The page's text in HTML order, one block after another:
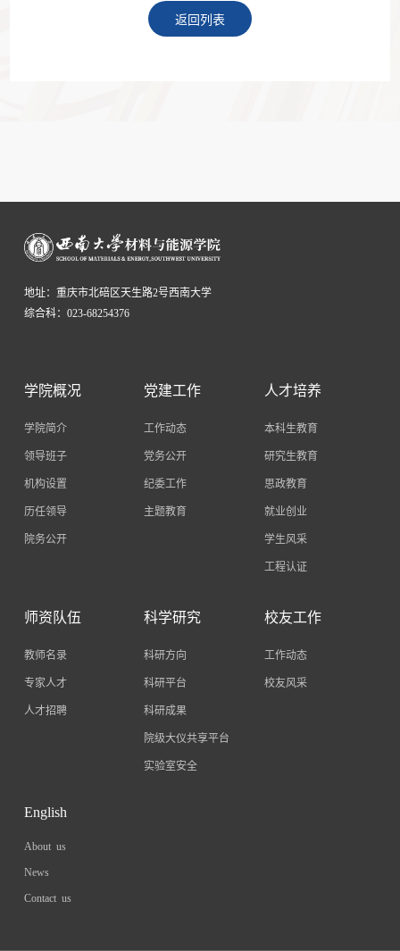
返回列表
地址：重庆市北碚区天生路2号西南大学
综合科：023-68254376
学院概况
学院简介
领导班子
机构设置
历任领导
院务公开
党建工作
工作动态
党务公开
纪委工作
主题教育
人才培养
本科生教育
研究生教育
思政教育
就业创业
学生风采
工程认证
师资队伍
教师名录
专家人才
人才招聘
科学研究
科研方向
科研平台
科研成果
院级大仪共享平台
实验室安全
校友工作
工作动态
校友风采
English
About us
News
Contact us